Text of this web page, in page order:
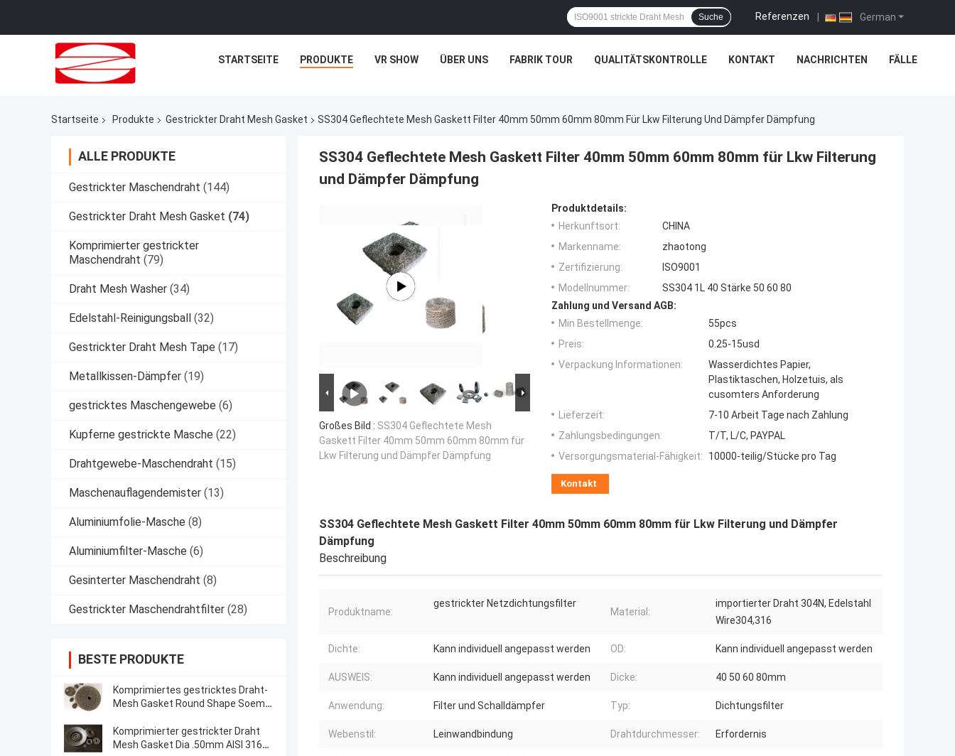
German
Referenzen |
Suche
STARTSEITE PRODUKTE VR SHOW ÜBER UNS FABRIK TOUR QUALITÄTSKONTROLLE KONTAKT NACHRICHTEN FÄLLE
Startseite Produkte Gestrickter Draht Mesh Gasket SS304 Geflechtete Mesh Gaskett Filter 40mm 50mm 60mm 80mm Für Lkw Filterung Und Dämpfer Dämpfung
ALLE PRODUKTE
Gestrickter Maschendraht (144)
Gestrickter Draht Mesh Gasket (74)
Komprimierter gestrickter
Maschendraht (79)
Draht Mesh Washer (34)
Edelstahl-Reinigungsball (32)
Gestrickter Draht Mesh Tape (17)
Metallkissen-Dämpfer (19)
gestricktes Maschengewebe (6)
Kupferne gestrickte Masche (22)
Drahtgewebe-Maschendraht (15)
Maschenauflagendemister (13)
Aluminiumfolie-Masche (8)
Aluminiumfilter-Masche (6)
Gesinterter Maschendraht (8)
Gestrickter Maschendrahtfilter (28)
BESTE PRODUKTE
Komprimiertes gestricktes Draht-
Mesh Gasket Round Shape Soem
Komprimierter gestrickter Draht
Mesh Gasket Dia .50mm AISI 316L
SS304 Geflechtete Mesh Gaskett Filter 40mm 50mm 60mm 80mm für Lkw Filterung
und Dämpfer Dämpfung
Großes Bild : SS304 Geflechtete Mesh
Gaskett Filter 40mm 50mm 60mm 80mm für
Lkw Filterung und Dämpfer Dämpfung
Produktdetails:
Herkunftsort:
CHINA
Markenname:
zhaotong
Zertifizierung:
ISO9001
Modellnummer:
SS304 1L 40 Stärke 50 60 80
Zahlung und Versand AGB:
Min Bestellmenge:
55pcs
Preis:
0.25-15usd
Verpackung Informationen:
Wasserdichtes Papier,
Plastiktaschen, Holzetuis, als
cusomters Anforderung
Lieferzeit:
7-10 Arbeit Tage nach Zahlung
Zahlungsbedingungen:
T/T, L/C, PAYPAL
Versorgungsmaterial-Fähigkeit:
10000-teilig/Stücke pro Tag
Kontakt
SS304 Geflechtete Mesh Gaskett Filter 40mm 50mm 60mm 80mm für Lkw Filterung und Dämpfer
Dämpfung
Beschreibung
Produktname:
gestrickter Netzdichtungsfilter
Material:
importierter Draht 304N, Edelstahl
Wire304,316
Dichte: Kann individuell angepasst werden OD: Kann individuell angepasst werden
AUSWEIS: Kann individuell angepasst werden Dicke: 40 50 60 80mm
Anwendung: Filter und Schalldämpfer Typ: Dichtungsfilter
Webenstil: Leinwandbindung Drahtdurchmesser: Erfordernis